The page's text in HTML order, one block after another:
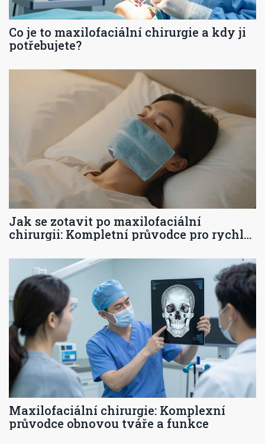
Co je to maxilofaciální chirurgie a kdy ji
potřebujete?
Jak se zotavit po maxilofaciální
chirurgii: Kompletní průvodce pro rychlé
Maxilofaciální chirurgie: Komplexní
průvodce obnovou tváře a funkce